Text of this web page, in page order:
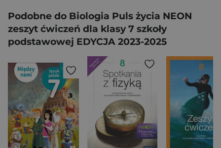
Podobne do Biologia Puls życia NEON
zeszyt ćwiczeń dla klasy 7 szkoły
podstawowej EDYCJA 2023-2025